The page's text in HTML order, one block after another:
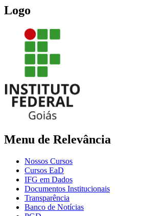
Logo
Menu de Relevância
Nossos Cursos
Cursos EaD
IFG em Dados
Documentos Institucionais
Transparência
Banco de Notícias